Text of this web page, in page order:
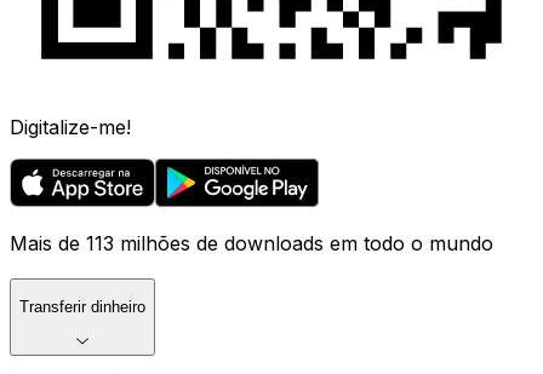
Digitalize-me!
Mais de 113 milhões de downloads em todo o mundo
Transferir dinheiro